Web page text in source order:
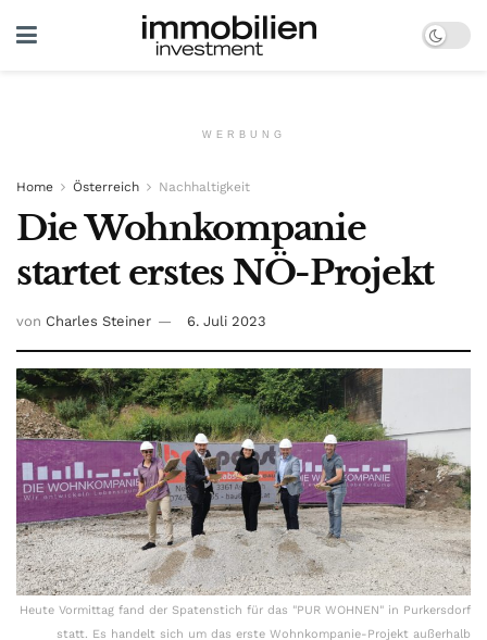
WERBUNG
Home Österreich Nachhaltigkeit
Die Wohnkompanie
startet erstes NÖ-Projekt
von Charles Steiner 6. Juli 2023
Heute Vormittag fand der Spatenstich für das "PUR WOHNEN" in Purkersdorf
statt. Es handelt sich um das erste Wohnkompanie-Projekt außerhalb